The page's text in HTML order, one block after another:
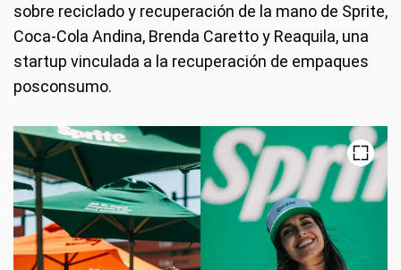
sobre reciclado y recuperación de la mano de Sprite,
Coca-Cola Andina, Brenda Caretto y Reaquila, una
startup vinculada a la recuperación de empaques
posconsumo.